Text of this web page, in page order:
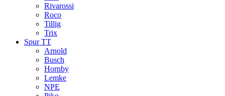
Rivarossi
Roco
Tillig
Trix
Spur TT
Arnold
Busch
Hornby
Lemke
NPE